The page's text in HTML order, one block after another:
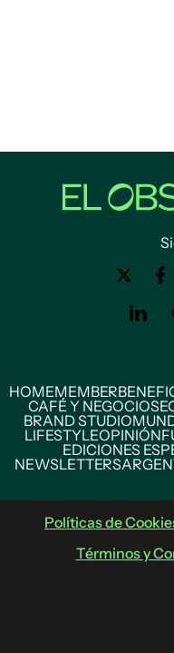
HOMEMEMBER
CAFÉ Y NEGOCIOS
BRAND STUDIO
LIFESTYLEOPINIÓN
EDICIONES
NEWSLETTERS
Políticas de
Términos y